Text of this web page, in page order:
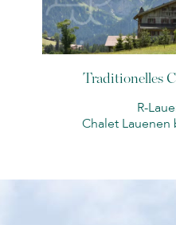
Traditionelles
R-
Chalet Lauenen